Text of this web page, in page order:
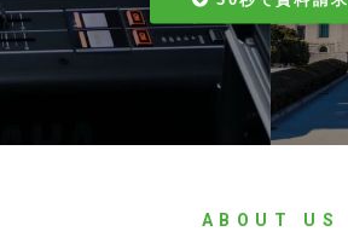
ABOUT US